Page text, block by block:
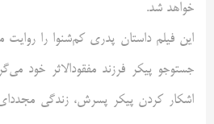
خواهد شد.
این فیلم داستان پدری کم‌شنوا را
جستوجو پیکر فرزند مفقودالاثر خود
اشکار کردن پیکر پسرش، زندگی